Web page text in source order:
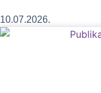
10.07.2026.